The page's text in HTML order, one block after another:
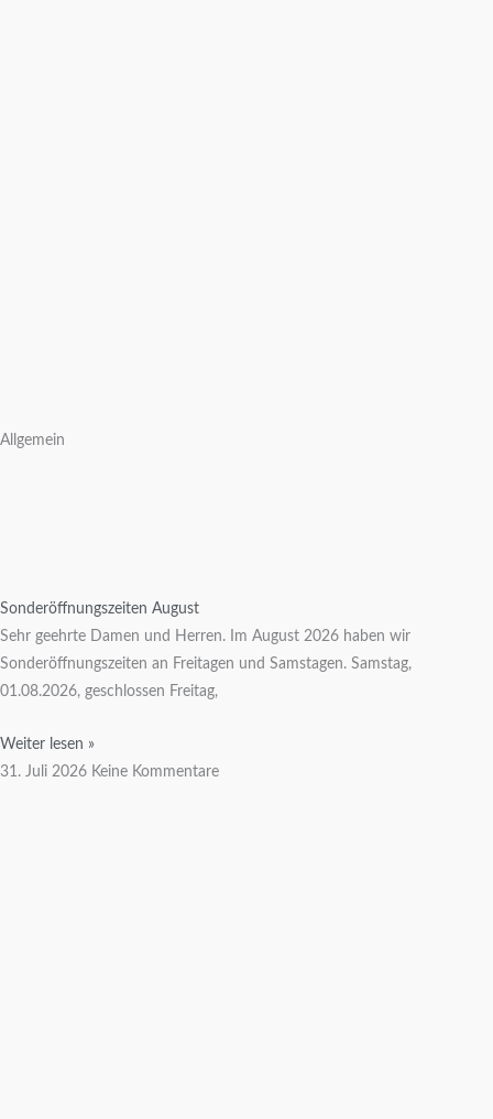
Allgemein
Sonderöffnungszeiten August
Sehr geehrte Damen und Herren. Im August 2026 haben wir
Sonderöffnungszeiten an Freitagen und Samstagen. Samstag,
01.08.2026, geschlossen Freitag,
Weiter lesen »
31. Juli 2026 Keine Kommentare